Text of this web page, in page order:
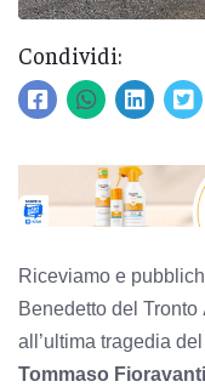
Condividi:
Riceviamo e
Benedetto del Tronto
all’ultima tragedia
Tommaso